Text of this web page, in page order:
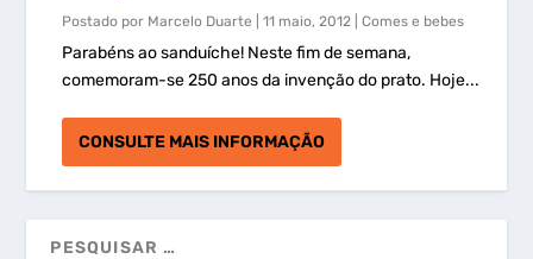
Postado por Marcelo Duarte |11 maio, 2012 |Comes e bebes
Parabéns ao sanduíche! Neste fim de semana,
comemoram-se 250 anos da invenção do prato. Hoje...
CONSULTE MAIS INFORMAÇÃO